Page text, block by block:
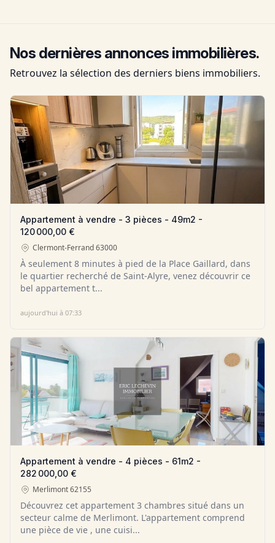
Nos dernières annonces immobilières.
Retrouvez la sélection des derniers biens immobiliers.
Appartement à vendre - 3 pièces - 49m2 -
120 000,00 €
Clermont-Ferrand63000
À seulement 8 minutes à pied de la Place Gaillard, dans
le quartier recherché de Saint-Alyre, venez découvrir ce
bel appartement t...
aujourd'hui à 07:33
Appartement à vendre - 4 pièces - 61m2 -
282 000,00 €
Merlimont62155
Découvrez cet appartement 3 chambres situé dans un
secteur calme de Merlimont. L'appartement comprend
une pièce de vie , une cuisi...